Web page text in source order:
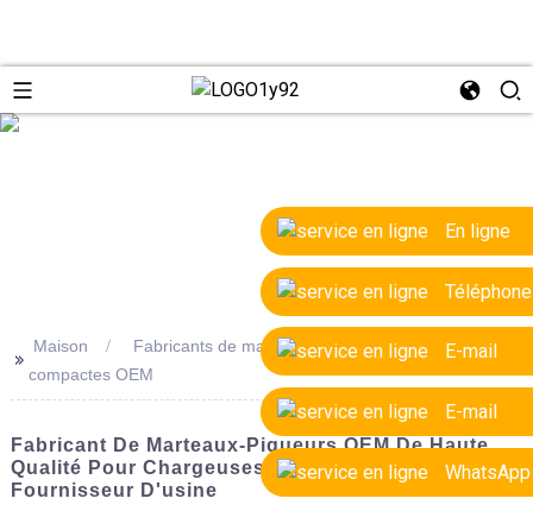
En ligne
Téléphone
E-mail
E-mail
WhatsApp
>>
Maison
Fabricants de marteaux-piqueurs pour chargeuses
compactes OEM
Fabricant De Marteaux-Piqueurs OEM De Haute
Qualité Pour Chargeuses Compactes |
Fournisseur D'usine